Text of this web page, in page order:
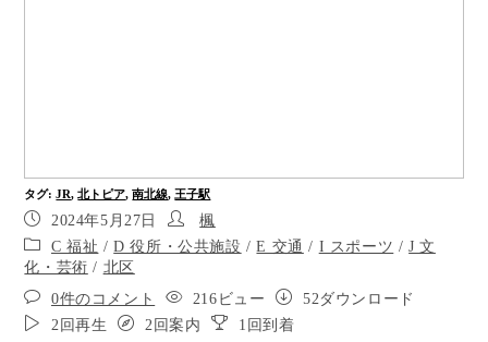
曲がり40メートル直進します。
左側にバス停があります。
左側10時の方向に曲がり、点字ブロックに沿って
60メートル直進します。
右側にJR王子駅の駅舎があります。
タグ:JR, 北トピア, 南北線, 王子駅
2024年5月27日
楓
C 福祉 /D 役所・公共施設 /E 交通 / I スポーツ /J 文
化・芸術 / 北区
0件のコメント
216ビュー
52ダウンロード
2回再生
2回案内 1回到着